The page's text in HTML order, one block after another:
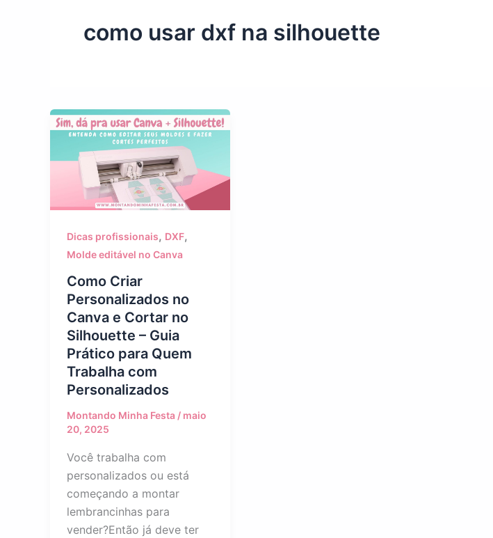
como usar dxf na silhouette
Dicas profissionais, DXF,
Molde editável no Canva
Como Criar
Personalizados no
Canva e Cortar no
Silhouette – Guia
Prático para Quem
Trabalha com
Personalizados
Montando Minha Festa / maio
20, 2025
Você trabalha com
personalizados ou está
começando a montar
lembrancinhas para
vender?Então já deve ter